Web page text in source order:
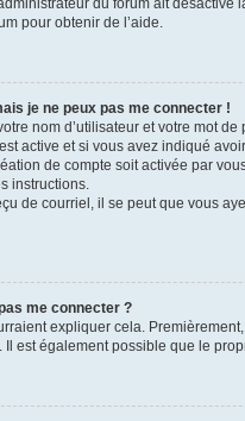
pour obtenir de l’aide.
je ne peux pas me connecter !
nom d’utilisateur et votre mot
active et si vous avez indiqué
de compte soit activée par
instructions.
de courriel, il se peut que vous
me connecter ?
expliquer cela.
Il est également possible que le